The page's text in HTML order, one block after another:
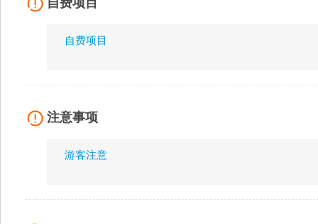
自费项目
自费项目
注意事项
游客注意